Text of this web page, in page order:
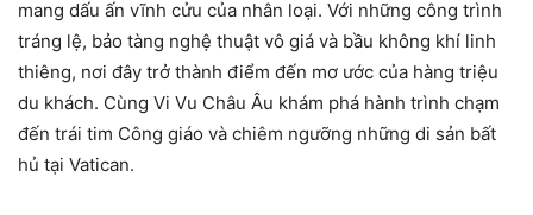
mang dấu ấn vĩnh cửu của nhân loại. Với những công trình
tráng lệ, bảo tàng nghệ thuật vô giá và bầu không khí linh
thiêng, nơi đây trở thành điểm đến mơ ước của hàng triệu
du khách. Cùng Vi Vu Châu Âu khám phá hành trình chạm
đến trái tim Công giáo và chiêm ngưỡng những di sản bất
hủ tại Vatican.